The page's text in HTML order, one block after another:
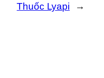
Thuốc Lyapi →